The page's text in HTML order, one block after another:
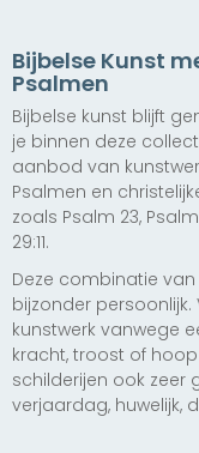
Bijbelse Kunst
Psalmen
Bijbelse kunst blijft
je binnen deze
aanbod van
Psalmen en
zoals Psalm 23,
29:11.
Deze combinatie
bijzonder persoonlijk.
kunstwerk vanwege
kracht, troost of
schilderijen ook zeer
verjaardag, huwelijk,